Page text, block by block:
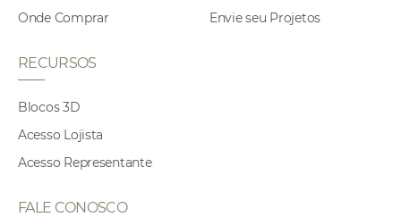
Onde Comprar
Envie seu Projetos
RECURSOS
Blocos 3D
Acesso Lojista
Acesso Representante
FALE CONOSCO